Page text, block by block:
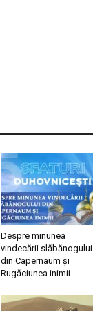
Despre minunea
vindecării slăbănogului
din Capernaum și
Rugăciunea inimii